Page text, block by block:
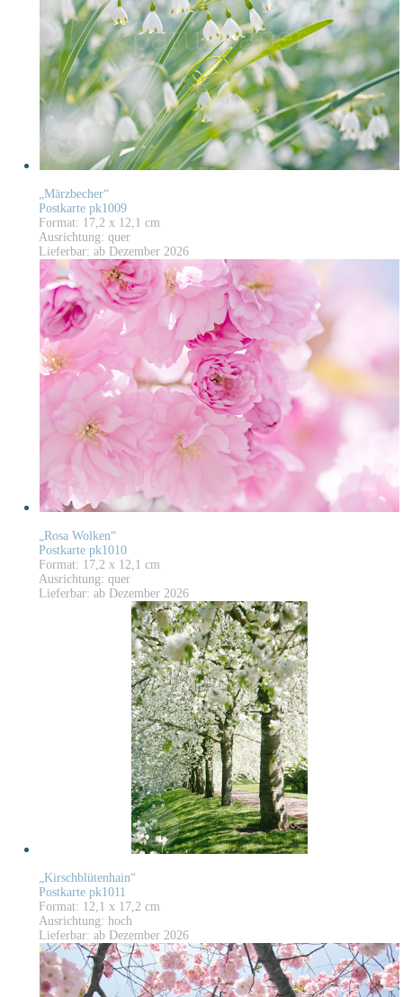
„Märzbecher“
Postkarte pk1009
Format: 17,2 x 12,1 cm
Ausrichtung: quer
Lieferbar: ab Dezember 2026
„Rosa Wolken“
Postkarte pk1010
Format: 17,2 x 12,1 cm
Ausrichtung: quer
Lieferbar: ab Dezember 2026
„Kirschblütenhain“
Postkarte pk1011
Format: 12,1 x 17,2 cm
Ausrichtung: hoch
Lieferbar: ab Dezember 2026